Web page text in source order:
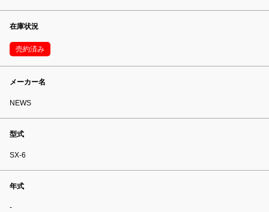
在庫状況
売約済み
メーカー名
NEWS
型式
SX-6
年式
-